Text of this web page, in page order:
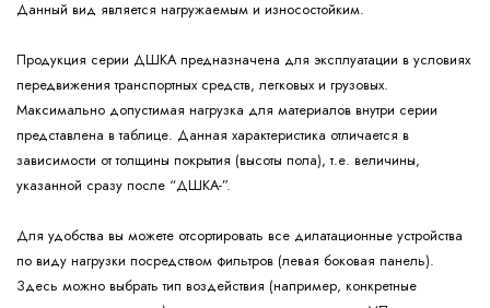
Данный вид является нагружаемым и износостойким.
Продукция серии ДШКА предназначена для эксплуатации в условиях
передвижения транспортных средств, легковых и грузовых.
Максимально допустимая нагрузка для материалов внутри серии
представлена в таблице. Данная характеристика отличается в
зависимости от толщины покрытия (высоты пола), т.е. величины,
указанной сразу после “ДШКА-”.
Для удобства вы можете отсортировать все дилатационные устройства
по виду нагрузки посредством фильтров (левая боковая панель).
Здесь можно выбрать тип воздействия (например, конкретные